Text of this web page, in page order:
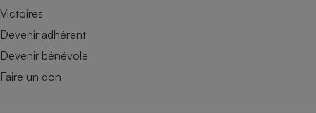
Victoires
Devenir adhérent
Devenir bénévole
Faire un don